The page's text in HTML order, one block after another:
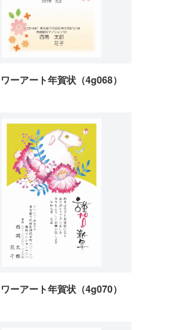
ーアート年賀状（4g068）
ーアート年賀状（4g070）